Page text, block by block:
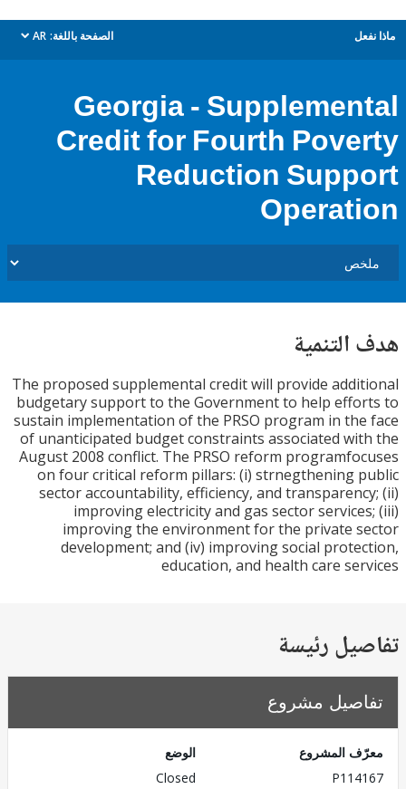
الصفحة باللغة: AR
dropdown
Georgia -
Credit for Fourth
Reduction
The proposed supplemental credit will provide
budgetary support to the Government to help
sustain implementation of the PRSO program in
of unanticipated budget constraints associated
August 2008 conflict. The PRSO reform
on four critical reform pillars: (i) strnegthening
sector accountability, efficiency, and
improving electricity and gas sector
improving the environment for the private
development; and (iv) improving social
education, and health care
رئيسة
مشروع
المشروع